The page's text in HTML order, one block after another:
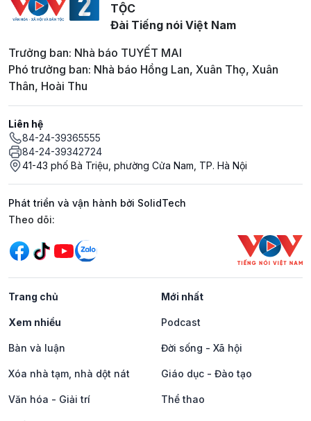
TỘC
Đài Tiếng nói Việt Nam
Trưởng ban: Nhà báo TUYẾT MAI
Phó trưởng ban: Nhà báo Hồng Lan, Xuân Thọ, Xuân
Thân, Hoài Thu
Liên hệ
84-24-39365555
84-24-39342724
41-43 phố Bà Triệu, phường Cửa Nam, TP. Hà Nội
Phát triển và vận hành bởi SolidTech
Mạng xã hội
Theo dõi:
Trang chủ Mới nhất
Xem nhiều Podcast
Bàn và luận Đời sống - Xã hội
Xóa nhà tạm, nhà dột nát Giáo dục - Đào tạo
Văn hóa - Giải trí Thể thao